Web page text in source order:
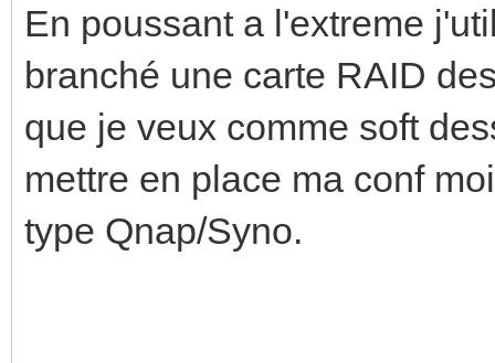
En poussant a l'extreme
branché une carte RAID
que je veux comme soft
mettre en place ma conf
type Qnap/Syno.